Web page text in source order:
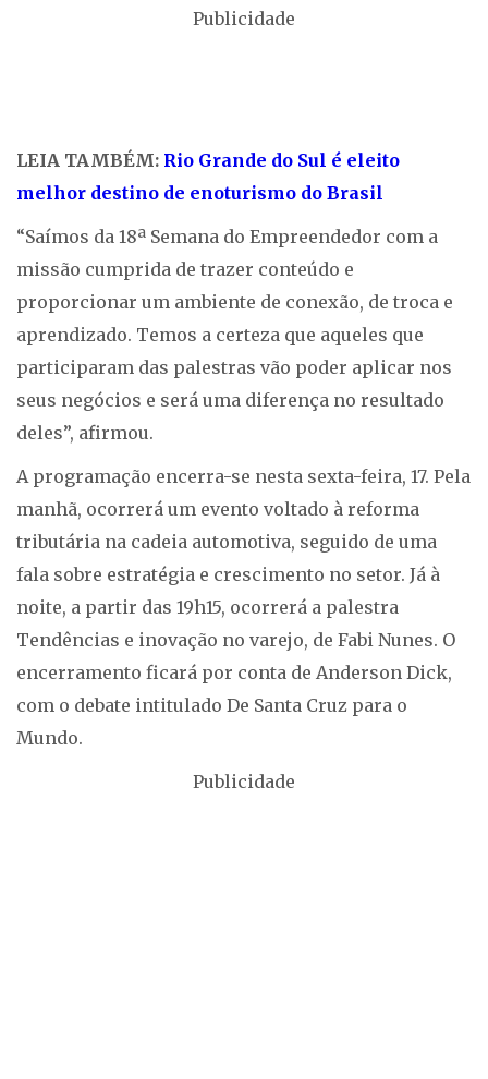
Publicidade
LEIA TAMBÉM: Rio Grande do Sul é eleito
melhor destino de enoturismo do Brasil
“Saímos da 18ª Semana do Empreendedor com a
missão cumprida de trazer conteúdo e
proporcionar um ambiente de conexão, de troca e
aprendizado. Temos a certeza que aqueles que
participaram das palestras vão poder aplicar nos
seus negócios e será uma diferença no resultado
deles”, afirmou.
A programação encerra-se nesta sexta-feira, 17. Pela
manhã, ocorrerá um evento voltado à reforma
tributária na cadeia automotiva, seguido de uma
fala sobre estratégia e crescimento no setor. Já à
noite, a partir das 19h15, ocorrerá a palestra
Tendências e inovação no varejo, de Fabi Nunes. O
encerramento ficará por conta de Anderson Dick,
com o debate intitulado De Santa Cruz para o
Mundo.
Publicidade